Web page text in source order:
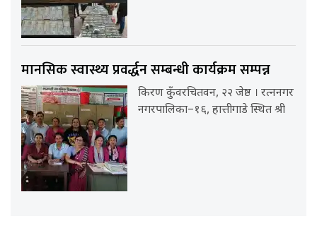
मानसिक स्वास्थ्य प्रवर्द्धन सम्बन्धी कार्यक्रम सम्पन्न
किरण कुँवरचितवन, २२ जेष्ठ । रत्ननगर
नगरपालिका–१६, हात्तीगाडे स्थित श्री